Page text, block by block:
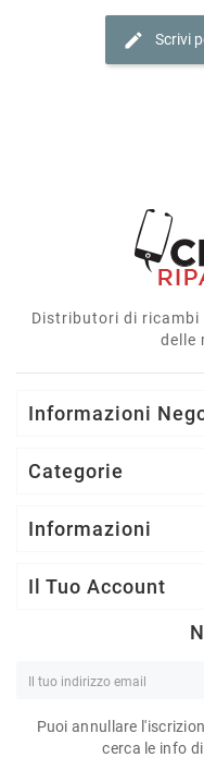
edit Scrivi
Distributori di ricambi
delle
Informazioni
Categorie
Informazioni
Il Tuo Account
Puoi annullare
cerca le info